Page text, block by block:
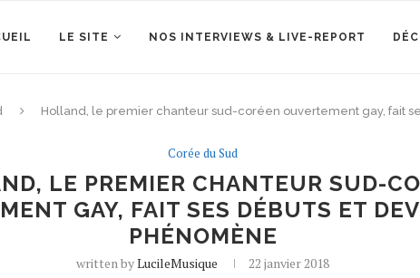
LE SITE NOS INTERVIEWS & LIVE-REPORT
Holland, le premier chanteur sud-coréen ouvertement gay, fait
Corée du Sud
LE PREMIER CHANTEUR SUD-
GAY, FAIT SES DÉBUTS ET
PHÉNOMÈNE
written byLucileMusique 22 janvier 2018